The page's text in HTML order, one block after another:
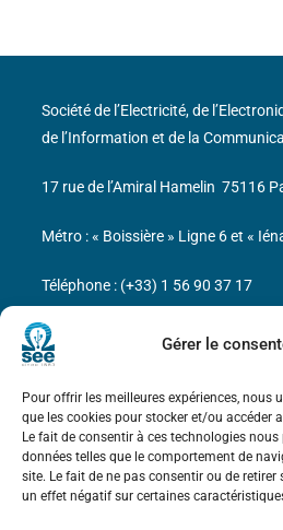
Gérer le
Pour offrir les meilleures expériences, nous
que les cookies pour stocker et/ou accéder
Le fait de consentir à ces technologies
données telles que le comportement de
site. Le fait de ne pas consentir ou de
un effet négatif sur certaines
Bicentenaire des
Marie Ampère
Mentions légales
Société de l’Electricité, de
de l’Information et de la
17 rue de l’Amiral Hamelin 75116
Métro : « Boissière » Ligne 6 et «
Téléphone : (+33) 1 56 90 37 17
N° de SIREN : 785 393 232, Code
communautaire : FR44 785 393 232